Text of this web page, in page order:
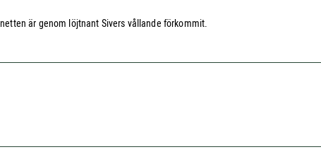
är genom löjtnant Sivers vållande förkommit.